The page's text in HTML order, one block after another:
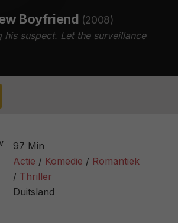
Boyfriend (2008)
his suspect. Let the surveillance
5,3/ 12977
2,5/ 252
97 Min
Actie
Komedie
Romantiek
Thriller
Duitsland